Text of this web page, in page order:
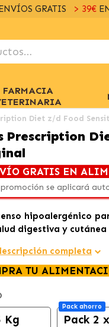
GRATIS > 39€
FARMACIA
Diet z/d Food
Prescription
GRATIS EN
se aplicará
hipoalergénico
digestiva y cutánea
completa
TU
Kg
Pack ahorro
Pack 2